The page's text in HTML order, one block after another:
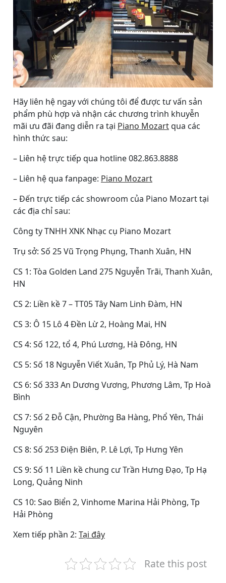
Hãy liên hệ ngay với chúng tôi để được tư vấn sản
phẩm phù hợp và nhận các chương trình khuyễn
mãi ưu đãi đang diễn ra tại Piano Mozartqua các
hình thức sau:
– Liên hệ trực tiếp qua hotline 082.863.8888
– Liên hệ qua fanpage: Piano Mozart
– Đến trực tiếp các showroom của Piano Mozart tại
các địa chỉ sau:
Công ty TNHH XNK Nhạc cụ Piano Mozart
Trụ sở: Số 25 Vũ Trọng Phụng, Thanh Xuân, HN
CS 1: Tòa Golden Land 275 Nguyễn Trãi, Thanh Xuân,
HN
CS 2: Liền kề 7 – TT05 Tây Nam Linh Đàm, HN
CS 3: Ô 15 Lô 4 Đền Lừ 2, Hoàng Mai, HN
CS 4: Số 122, tổ 4, Phú Lương, Hà Đông, HN
CS 5: Số 18 Nguyễn Viết Xuân, Tp Phủ Lý, Hà Nam
CS 6: Số 333 An Dương Vương, Phương Lâm, Tp Hoà
Bình
CS 7: Số 2 Đỗ Cận, Phường Ba Hàng, Phổ Yên, Thái
Nguyên
CS 8: Số 253 Điện Biên, P. Lê Lợi, Tp Hưng Yên
CS 9: Số 11 Liền kề chung cư Trần Hưng Đạo, Tp Hạ
Long, Quảng Ninh
CS 10: Sao Biển 2, Vinhome Marina Hải Phòng, Tp
Hải Phòng
Xem tiếp phần 2: Tại đây
Rate this post